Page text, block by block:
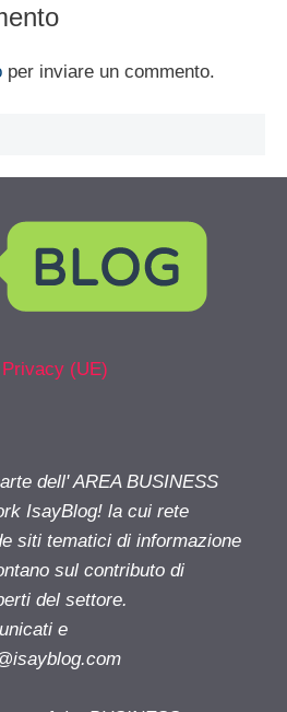
per inviare un commento.
(UE)
dell' AREA BUSINESS
IsayBlog! la cui rete
siti tematici di informazione
sul contributo di
del settore.
e